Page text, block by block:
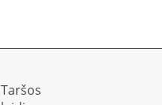
Taršos